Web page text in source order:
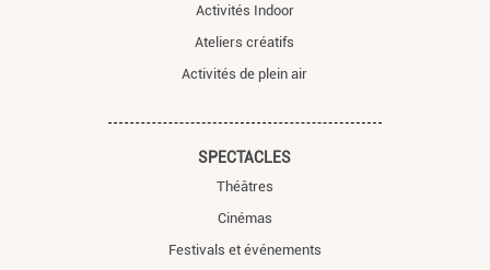
Activités Indoor
Ateliers créatifs
Activités de plein air
SPECTACLES
Théâtres
Cinémas
Festivals et événements